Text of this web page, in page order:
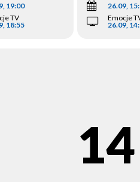
19:00
TV
18:55
26.09,
Emocje
26.09,
14